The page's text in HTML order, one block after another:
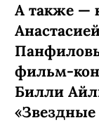
А также —
фильм-
Билли